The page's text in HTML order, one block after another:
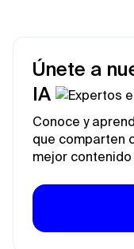
Únete a
IA
Conoce y
que comparten
mejor